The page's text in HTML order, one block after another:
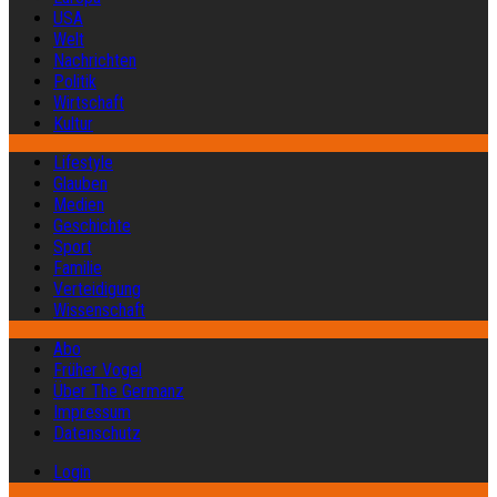
USA
Welt
Nachrichten
Politik
Wirtschaft
Kultur
Lifestyle
Glauben
Medien
Geschichte
Sport
Familie
Verteidigung
Wissenschaft
Abo
Früher Vogel
Über The Germanz
Impressum
Datenschutz
Login